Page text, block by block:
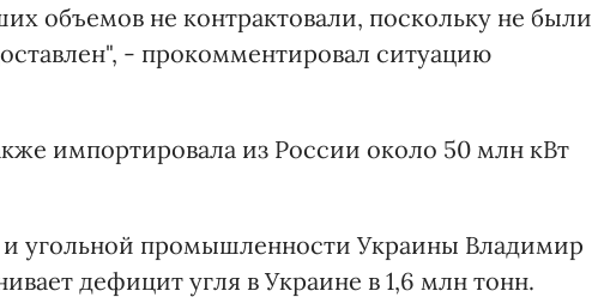
объемов не контрактовали, поскольку не были
- прокомментировал ситуацию
импортировала из России около 50 млн кВт
и угольной промышленности Украины Владимир
дефицит угля в Украине в 1,6 млн тонн.